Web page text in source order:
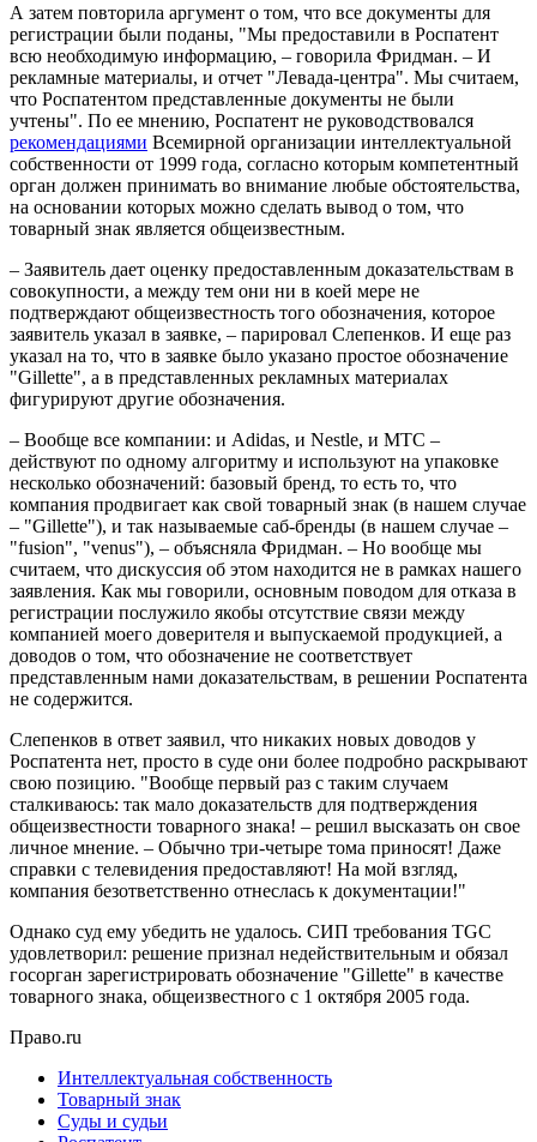
А затем повторила аргумент о том, что все документы для
регистрации были поданы, "Мы предоставили в Роспатент
всю необходимую информацию, – говорила Фридман. – И
рекламные материалы, и отчет "Левада-центра". Мы считаем,
что Роспатентом представленные документы не были
учтены". По ее мнению, Роспатент не руководствовался
рекомендациями Всемирной организации интеллектуальной
собственности от 1999 года, согласно которым компетентный
орган должен принимать во внимание любые обстоятельства,
на основании которых можно сделать вывод о том, что
товарный знак является общеизвестным.
– Заявитель дает оценку предоставленным доказательствам в
совокупности, а между тем они ни в коей мере не
подтверждают общеизвестность того обозначения, которое
заявитель указал в заявке, – парировал Слепенков. И еще раз
указал на то, что в заявке было указано простое обозначение
"Gillette", а в представленных рекламных материалах
фигурируют другие обозначения.
– Вообще все компании: и Adidas, и Nestle, и МТС –
действуют по одному алгоритму и используют на упаковке
несколько обозначений: базовый бренд, то есть то, что
компания продвигает как свой товарный знак (в нашем случае
– "Gillette"), и так называемые саб-бренды (в нашем случае –
"fusion", "venus"), – объясняла Фридман. – Но вообще мы
считаем, что дискуссия об этом находится не в рамках нашего
заявления. Как мы говорили, основным поводом для отказа в
регистрации послужило якобы отсутствие связи между
компанией моего доверителя и выпускаемой продукцией, а
доводов о том, что обозначение не соответствует
представленным нами доказательствам, в решении Роспатента
не содержится.
Слепенков в ответ заявил, что никаких новых доводов у
Роспатента нет, просто в суде они более подробно раскрывают
свою позицию. "Вообще первый раз с таким случаем
сталкиваюсь: так мало доказательств для подтверждения
общеизвестности товарного знака! – решил высказать он свое
личное мнение. – Обычно три-четыре тома приносят! Даже
справки с телевидения предоставляют! На мой взгляд,
компания безответственно отнеслась к документации!"
Однако суд ему убедить не удалось. СИП требования TGC
удовлетворил: решение признал недействительным и обязал
госорган зарегистрировать обозначение "Gillette" в качестве
товарного знака, общеизвестного с 1 октября 2005 года.
Право.ru
Интеллектуальная собственность
Товарный знак
Суды и судьи